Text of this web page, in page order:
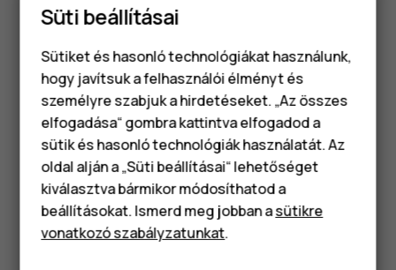
Okostelefonok
Klasszikus telefonok
Tartozékok
Táblagépek
Ha két SIM-kártyás telefonnal rendelkezik,
kártyanyílásba.
Ha a készülék nincs használatban, akkor mindkét SIM-
kártya rendelkezésre áll, de ha az egyik kártyát éppen
használja (például hívásra), akkor előfordulhat, hogy a
másik SIM-kártya nem érhető el.
Tipp:Ha meg szeretné tudni, hogy telefonja képes-
e 2 SIM-kártya használatára, tekintse meg az
eladódobozon található címkét. Ha 2 IMEI-kód
szerepel a címkén, akkor két SIM-kártyás telefonnal
Süti beállításai
Sütiket és hasonló technológiákat használunk,
hogy javítsuk a felhasználói élményt és
személyre szabjuk a hirdetéseket. „Az összes
elfogadása“ gombra kattintva elfogadod a
sütik és hasonló technológiák használatát. Az
oldal alján a „Süti beállításai“ lehetőséget
kiválasztva bármikor módosíthatod a
beállításokat. Ismerd meg jobban asütikre
vonatkozó szabályzatunkat.